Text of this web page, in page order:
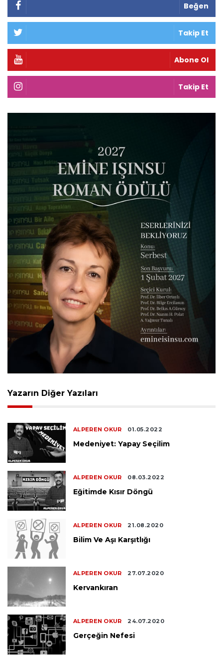
Beğen
Takip Et
Abone Ol
Takip Et
Yazarın Diğer Yazıları
ALPEREN OKUR 01.05.2022
Medeniyet: Yapay Seçilim
ALPEREN OKUR 08.03.2022
Eğitimde Kısır Döngü
ALPEREN OKUR 21.08.2020
Bilim Ve Aşı Karşıtlığı
ALPEREN OKUR 27.07.2020
Kervankıran
ALPEREN OKUR 24.07.2020
Gerçeğin Nefesi